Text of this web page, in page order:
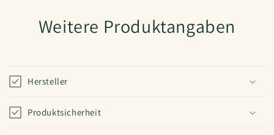
Weitere Produktangaben
Hersteller
Produktsicherheit